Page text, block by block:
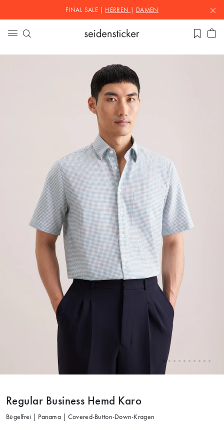
FINAL SALE | HERREN DAMEN
Regular Business Hemd Karo
Bügelfrei | Panama | Covered-Button-Down-Kragen